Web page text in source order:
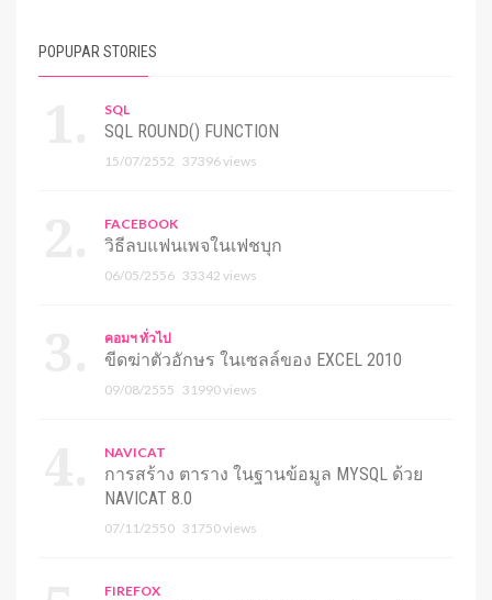
POPUPAR STORIES
SQL
SQL ROUND() FUNCTION
15/07/2552 37396 views
FACEBOOK
วิธีลบแฟนเพจในเฟชบุก
06/05/2556 33342 views
คอมฯ ทั่วไป
ขีดฆ่าตัวอักษร ในเซลล์ของ EXCEL 2010
09/08/2555 31990 views
NAVICAT
การสร้าง ตาราง ในฐานข้อมูล MYSQL ด้วย
NAVICAT 8.0
07/11/2550 31750 views
FIREFOX